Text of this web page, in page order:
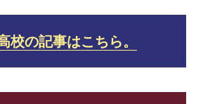
校の記事はこちら。